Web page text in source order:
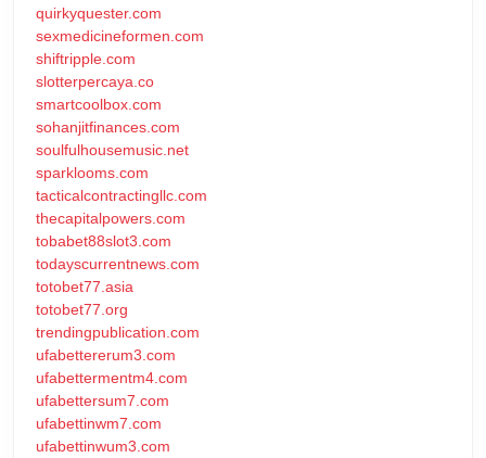
quirkyquester.com
sexmedicineformen.com
shiftripple.com
slotterpercaya.co
smartcoolbox.com
sohanjitfinances.com
soulfulhousemusic.net
sparklooms.com
tacticalcontractingllc.com
thecapitalpowers.com
tobabet88slot3.com
todayscurrentnews.com
totobet77.asia
totobet77.org
trendingpublication.com
ufabettererum3.com
ufabettermentm4.com
ufabettersum7.com
ufabettinwm7.com
ufabettinwum3.com